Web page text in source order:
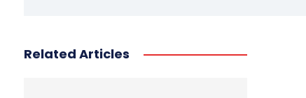
Related Articles